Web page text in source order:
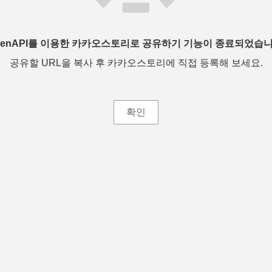
를 이용한 카카오스토리로 공유하기 기능이 종료되었습
공유할 URL을 복사 후 카카오스토리에 직접 등록해 보세요.
확인